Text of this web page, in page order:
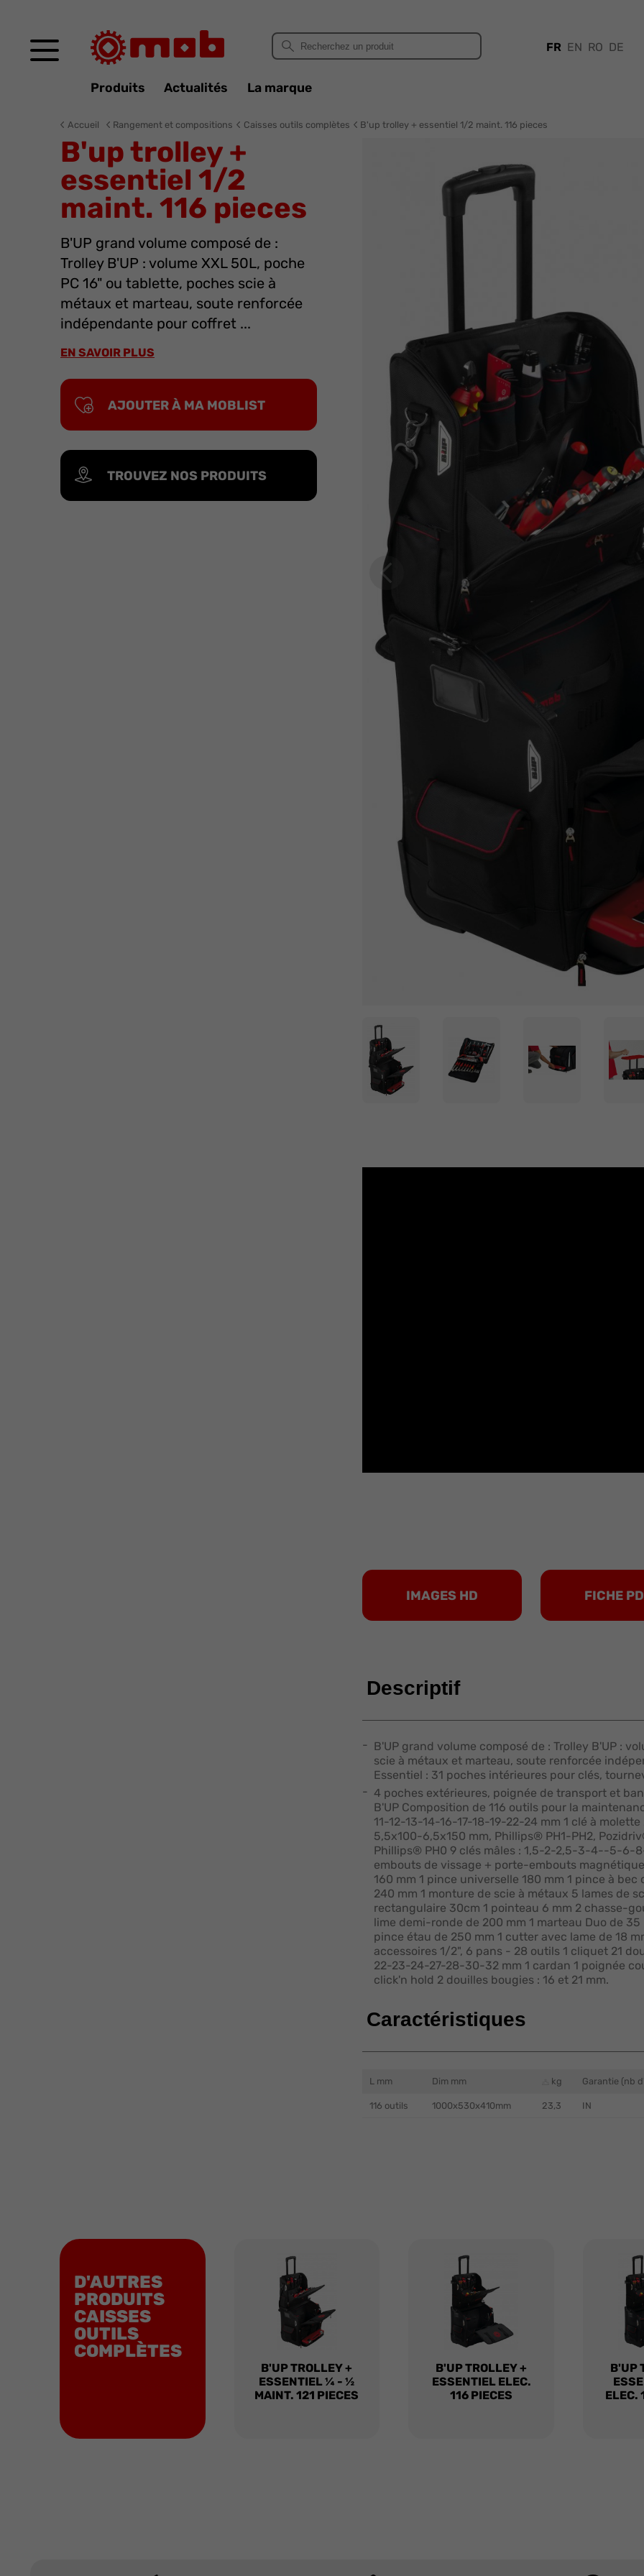
FR EN RO DE
Produits Actualités La marque
Accueil Rangement et compositions Caisses outils complètes B'up trolley + essentiel 1/2 maint. 116 pieces
B'up trolley +
essentiel 1/2
maint. 116 pieces
B'UP grand volume composé de :
Trolley B'UP : volume XXL 50L, poche
PC 16" ou tablette, poches scie à
métaux et marteau, soute renforcée
indépendante pour coffret ...
EN SAVOIR PLUS
AJOUTER À MA MOBLIST
TROUVEZ NOS PRODUITS
IMAGES HD FICHE
Descriptif
B'UP grand volume composé de : Trolley B'UP :
scie à métaux et marteau, soute renforcée
Essentiel : 31 poches intérieures pour clés,
4 poches extérieures, poignée de transport et
B'UP Composition de 116 outils pour la
11-12-13-14-16-17-18-19-22-24 mm 1 clé à
5,5x100-6,5x150 mm, Phillips® PH1-PH2,
Phillips® PH0 9 clés mâles : 1,5-2-2,5-3-4--5-6-
embouts de vissage + porte-embouts
160 mm 1 pince universelle 180 mm 1 pince à
240 mm 1 monture de scie à métaux 5 lames de
rectangulaire 30cm 1 pointeau 6 mm 2 chasse-
lime demi-ronde de 200 mm 1 marteau Duo de
pince étau de 250 mm 1 cutter avec lame de 18
accessoires 1/2", 6 pans - 28 outils 1 cliquet 21
22-23-24-27-28-30-32 mm 1 cardan 1 poignée
click'n hold 2 douilles bougies : 16 et 21 mm.
Caractéristiques
L mm Dim mm kg Garantie (nb
116 outils 1000x530x410mm 23,3 IN
D'AUTRES
PRODUITS
CAISSES
OUTILS
COMPLÈTES
B'UP TROLLEY +
ESSENTIEL ¼ - ½
MAINT. 121 PIECES
B'UP TROLLEY +
ESSENTIEL ELEC.
116 PIECES
B'UP
ELEC.